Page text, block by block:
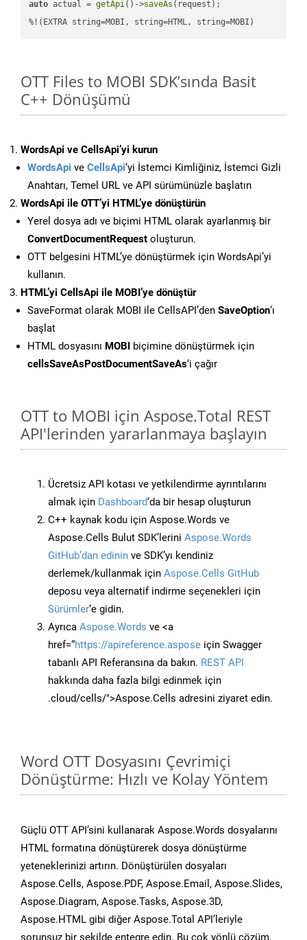
auto actual = getApi()->saveAs (request);
%!(EXTRA string=MOBI, string=HTML, string=MOBI)
OTT Files to MOBI SDK’sında Basit
C++ Dönüşümü
WordsApi ve CellsApi’yi kurun
WordsApi ve CellsApi‘yi İstemci Kimliğiniz, İstemci Gizli
Anahtarı, Temel URL ve API sürümünüzle başlatın
WordsApi ile OTT’yi HTML’ye dönüştürün
Yerel dosya adı ve biçimi HTML olarak ayarlanmış bir
ConvertDocumentRequest oluşturun.
OTT belgesini HTML’ye dönüştürmek için WordsApi’yi
kullanın.
HTML’yi CellsApi ile MOBI’ye dönüştür
SaveFormat olarak MOBI ile CellsAPI’den SaveOption‘ı
başlat
HTML dosyasını MOBI biçimine dönüştürmek için
cellsSaveAsPostDocumentSaveAs‘i çağır
OTT to MOBI için Aspose.Total REST
API'lerinden yararlanmaya başlayın
Ücretsiz API kotası ve yetkilendirme ayrıntılarını
almak için Dashboard‘da bir hesap oluşturun
C++ kaynak kodu için Aspose.Words ve
Aspose.Cells Bulut SDK’lerini Aspose.Words
GitHub’dan edinin ve SDK’yı kendiniz
derlemek/kullanmak için Aspose.Cells GitHub
deposu veya alternatif indirme seçenekleri için
Sürümler‘e gidin.
Ayrıca Aspose.Words ve <a
href=“https://apireference.aspose için Swagger
tabanlı API Referansına da bakın. REST API
hakkında daha fazla bilgi edinmek için
.cloud/cells/">Aspose.Cells adresini ziyaret edin.
Word OTT Dosyasını Çevrimiçi
Dönüştürme: Hızlı ve Kolay Yöntem
Güçlü OTT API’sini kullanarak Aspose.Words dosyalarını
HTML formatına dönüştürerek dosya dönüştürme
yeteneklerinizi artırın. Dönüştürülen dosyaları
Aspose.Cells, Aspose.PDF, Aspose.Email, Aspose.Slides,
Aspose.Diagram, Aspose.Tasks, Aspose.3D,
Aspose.HTML gibi diğer Aspose.Total API’leriyle
sorunsuz bir şekilde entegre edin. Bu çok yönlü çözüm,